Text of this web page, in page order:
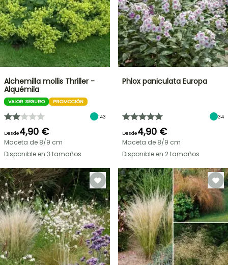
Alchemilla mollis Thriller -
Alquémila
VALOR SEGURO PROMOCIÓN
143
Desde4,90 €
Maceta de 8/9 cm
Disponible en 3 tamaños
Phlox paniculata Europa
34
Desde4,90 €
Maceta de 8/9 cm
Disponible en 2 tamaños